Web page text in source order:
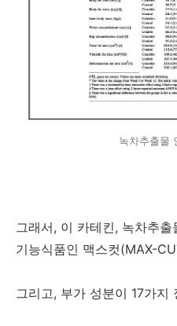
녹차추출물
그래서, 이 카테킨, 녹차추
기능식품인 맥스컷(MAX-
그리고, 부가 성분이 17가지